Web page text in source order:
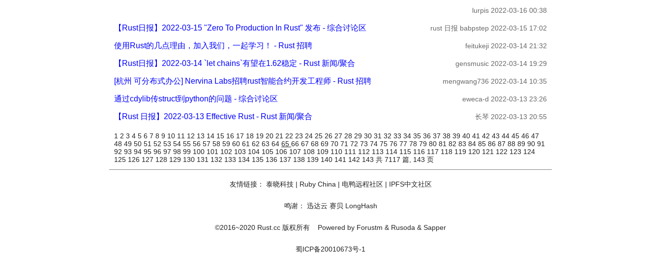
lurpis 2022-03-16 00:38
【Rust日报】2022-03-15 "Zero To Production In Rust" 发布 - 综合讨论区 rust 日报 babpstep 2022-03-15 17:02
使用Rust的几点理由，加入我们，一起学习！ - Rust 招聘 feitukeji 2022-03-14 21:32
【Rust日报】2022-03-14 `let chains`有望在1.62稳定 - Rust 新闻/聚合 gensmusic 2022-03-14 19:29
[杭州 可分布式办公] Nervina Labs招聘rust智能合约开发工程师 - Rust 招聘 mengwang736 2022-03-14 10:35
通过cdylib传struct到python的问题 - 综合讨论区 eweca-d 2022-03-13 23:26
【Rust 日报】2022-03-13 Effective Rust - Rust 新闻/聚合 长琴 2022-03-13 20:55
1 2 3 4 5 6 7 8 9 10 11 12 13 14 15 16 17 18 19 20 21 22 23 24 25 26 27 28 29 30 31 32 33 34 35 36 37 38 39 40 41 42 43 44 45 46 47
48 49 50 51 52 53 54 55 56 57 58 59 60 61 62 63 64 65 66 67 68 69 70 71 72 73 74 75 76 77 78 79 80 81 82 83 84 85 86 87 88 89 90 91
92 93 94 95 96 97 98 99 100 101 102 103 104 105 106 107 108 109 110 111 112 113 114 115 116 117 118 119 120 121 122 123 124
125 126 127 128 129 130 131 132 133 134 135 136 137 138 139 140 141 142 143 共 7117 篇, 143 页
友情链接： 泰晓科技| Ruby China | 电鸭远程社区| IPFS中文社区
鸣谢： 迅达云 赛贝 LongHash
©2016~2020 Rust.cc 版权所有 Powered by Forustm & Rusoda & Sapper
蜀ICP备20010673号-1